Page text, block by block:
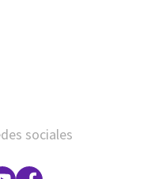
sociales